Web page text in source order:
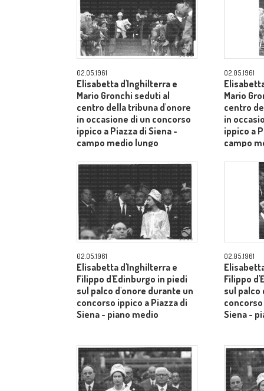
02.05.1961
Elisabetta d'Inghilterra e
Mario Gronchi seduti al
centro della tribuna d'onore
in occasione di un concorso
ippico a Piazza di Siena -
campo medio lungo
02.05.1961
Mario
centro
in
ippico a
campo
02.05.1961
Elisabetta d'Inghilterra e
Filippo d'Edinburgo in piedi
sul palco d'onore durante un
concorso ippico a Piazza di
Siena - piano medio
02.05.1961
Filippo
sul palco
Siena -